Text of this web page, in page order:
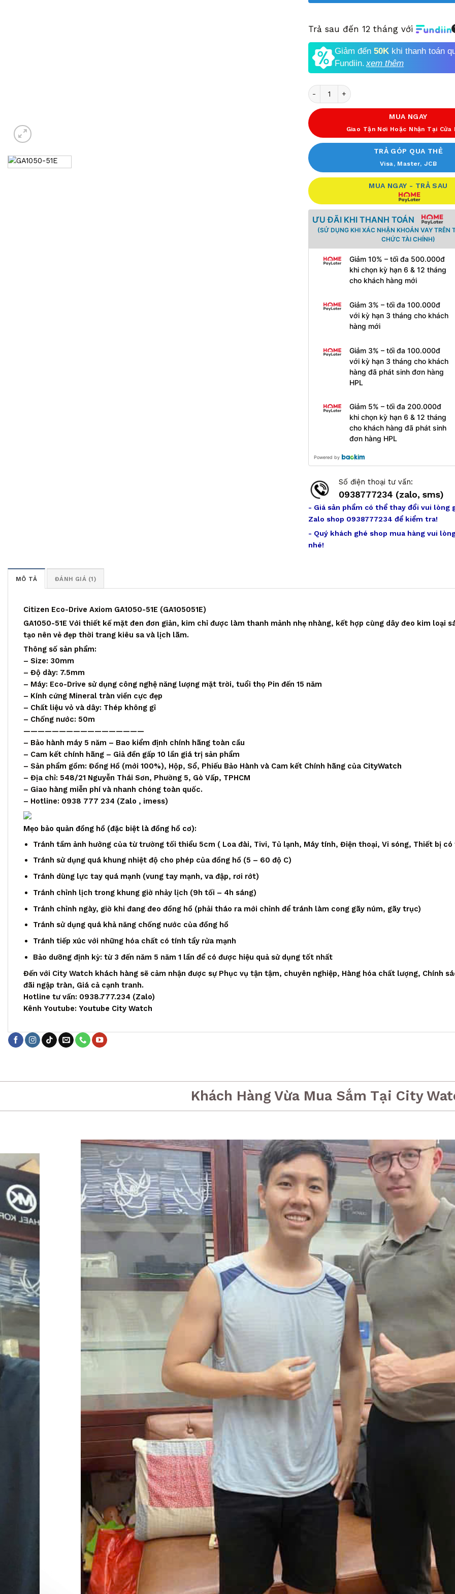
Trả sau đến 12 tháng với
Giảm đến 50K khi thanh toán
Fundiin. xem thêm
Số lượng
MUA NGAY
Giao Tận Nơi Hoặc Nhận Tại Cửa
TRẢ GÓP QUA THẺ
Visa, Master, JCB
MUA NGAY - TRẢ SAU
ƯU ĐÃI KHI THANH TOÁN
(SỬ DỤNG KHI XÁC NHẬN KHOẢN VAY TRÊN
CHỨC TÀI CHÍNH)
Giảm 10% – tối đa 500.000đ
khi chọn kỳ hạn 6 & 12 tháng
cho khách hàng mới
Giảm 3% – tối đa 100.000đ
với kỳ hạn 3 tháng cho khách
hàng mới
Giảm 3% – tối đa 100.000đ
với kỳ hạn 3 tháng cho khách
hàng đã phát sinh đơn hàng
HPL
Giảm 5% – tối đa 200.000đ
khi chọn kỳ hạn 6 & 12 tháng
cho khách hàng đã phát sinh
đơn hàng HPL
Powered by
Số điện thoại tư vấn:
0938777234 (zalo, sms)
- Giá sản phẩm có thể thay đổi vui lòng
Zalo shop 0938777234 để kiểm tra!
- Quý khách ghé shop mua hàng vui
nhé!
MÔ TẢ ĐÁNH GIÁ (1)
Citizen Eco-Drive Axiom GA1050-51E (GA105051E)
GA1050-51E Với thiết kế mặt đen đơn giản, kim chỉ được làm thanh mảnh nhẹ nhàng, kết hợp cùng dây đeo kim loại
tạo nên vẻ đẹp thời trang kiêu sa và lịch lãm.
Thông số sản phẩm:
– Size: 30mm
– Độ dày: 7.5mm
– Máy: Eco-Drive sử dụng công nghệ năng lượng mặt trời, tuổi thọ Pin đến 15 năm
– Kính cứng Mineral tràn viền cực đẹp
– Chất liệu vỏ và dây: Thép không gỉ
– Chống nước: 50m
—————————————————
– Bảo hành máy 5 năm – Bao kiểm định chính hãng toàn cầu
– Cam kết chính hãng – Giả đền gấp 10 lần giá trị sản phẩm
– Sản phẩm gồm: Đồng Hồ (mới 100%), Hộp, Sổ, Phiếu Bảo Hành và Cam kết Chính hãng của CityWatch
– Địa chỉ: 548/21 Nguyễn Thái Sơn, Phường 5, Gò Vấp, TPHCM
– Giao hàng miễn phí và nhanh chóng toàn quốc.
– Hotline: 0938 777 234 (Zalo , imess)
Mẹo bảo quản đồng hồ (đặc biệt là đồng hồ cơ):
Tránh tầm ảnh hưởng của từ trường tối thiểu 5cm ( Loa đài, Tivi, Tủ lạnh, Máy tính, Điện thoại, Vi sóng, Thiết bị
Tránh sử dụng quá khung nhiệt độ cho phép của đồng hồ (5 – 60 độ C)
Tránh dùng lực tay quá mạnh (vung tay mạnh, va đập, rơi rớt)
Tránh chỉnh lịch trong khung giờ nhảy lịch (9h tối – 4h sáng)
Tránh chỉnh ngày, giờ khi đang đeo đồng hồ (phải tháo ra mới chỉnh để tránh làm cong gãy núm, gãy trục)
Tránh sử dụng quá khả năng chống nước của đồng hồ
Tránh tiếp xúc với những hóa chất có tính tẩy rửa mạnh
Bảo dưỡng định kỳ: từ 3 đến năm 5 năm 1 lần để có được hiệu quả sử dụng tốt nhất
Đến với City Watch khách hàng sẽ cảm nhận được sự Phục vụ tận tậm, chuyên nghiệp, Hàng hóa chất lượng, Chính
đãi ngập tràn, Giá cả cạnh tranh.
Hotline tư vấn: 0938.777.234 (Zalo)
Kênh Youtube: Youtube City Watch
Khách Hàng Vừa Mua Sắm Tại City